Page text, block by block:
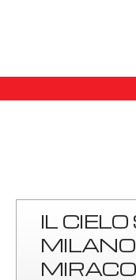
IL